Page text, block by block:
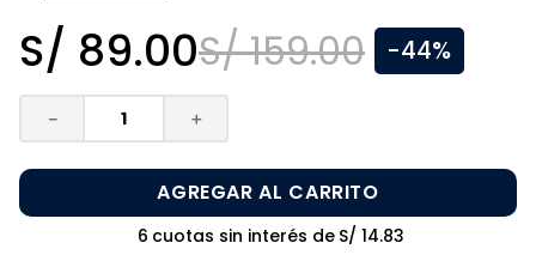
S/ 89.00S/ 159.00 -44%
＋
－
AGREGAR AL CARRITO
6 cuotas sin interés de S/ 14.83